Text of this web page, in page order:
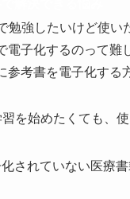
勉強したいけど使い
電子化するのって難
参考書を電子化する
を始めたくても、
されていない医療